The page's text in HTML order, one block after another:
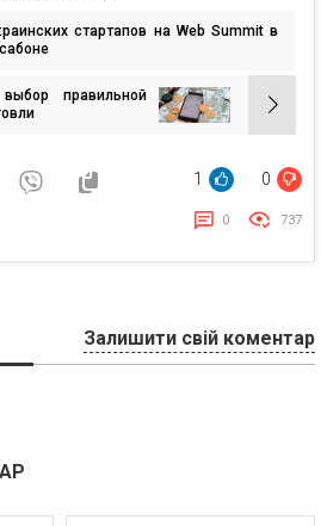
стартапов на Web Summit в
правильной
1 0
0 737
Залишити свій коментар